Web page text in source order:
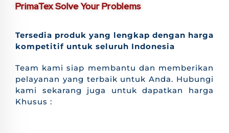
PrimaTex Solve Your Problems
Tersedia produk yang lengkap dengan harga
kompetitif untuk seluruh Indonesia
Team kami siap membantu dan memberikan
pelayanan yang terbaik untuk Anda. Hubungi
kami sekarang juga untuk dapatkan harga
Khusus :